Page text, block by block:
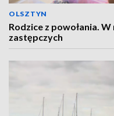
OLSZTYN
Rodzice z powołania.
zastępczych